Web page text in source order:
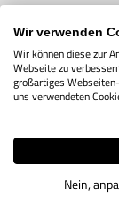
Verschiedenes
Handspanner
Wir verwenden
Wir können diese zur
Webseite zu
großartiges
uns verwendeten
Nein,